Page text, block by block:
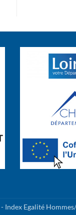
- Index Egalité